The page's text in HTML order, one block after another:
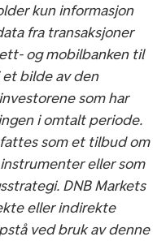
kun informasjon
fra transaksjoner
og mobilbanken til
et bilde av den
som har
i omtalt periode.
som et tilbud om
eller som
DNB Markets
eller indirekte
ved bruk av denne